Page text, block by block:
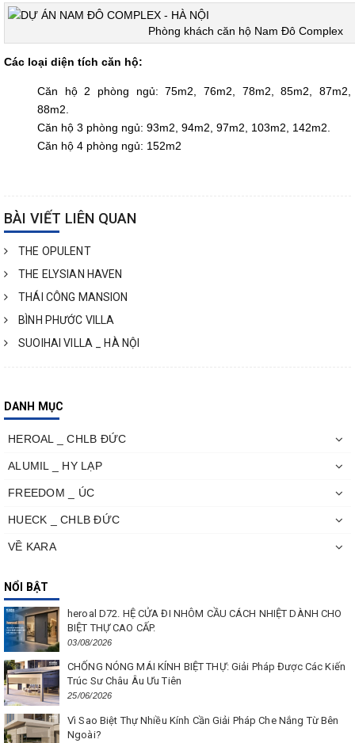
Phòng khách căn hộ Nam Đô Complex
Các loại diện tích căn hộ:
Căn hộ 2 phòng ngủ: 75m2, 76m2, 78m2, 85m2, 87m2,
88m2.
Căn hộ 3 phòng ngủ: 93m2, 94m2, 97m2, 103m2, 142m2.
Căn hộ 4 phòng ngủ: 152m2
BÀI VIẾT LIÊN QUAN
THE OPULENT
THE ELYSIAN HAVEN
THÁI CÔNG MANSION
BÌNH PHƯỚC VILLA
SUOIHAI VILLA _ HÀ NỘI
DANH MỤC
HEROAL _ CHLB ĐỨC
ALUMIL _ HY LẠP
FREEDOM _ ÚC
HUECK _ CHLB ĐỨC
VỀ KARA
NỔI BẬT
heroal D72. HỆ CỬA ĐI NHÔM CẦU CÁCH NHIỆT DÀNH CHO
BIỆT THỰ CAO CẤP.
03/08/2026
CHỐNG NÓNG MÁI KÍNH BIỆT THỰ: Giải Pháp Được Các Kiến
Trúc Sư Châu Âu Ưu Tiên
25/06/2026
Vì Sao Biệt Thự Nhiều Kính Cần Giải Pháp Che Nắng Từ Bên
Ngoài?